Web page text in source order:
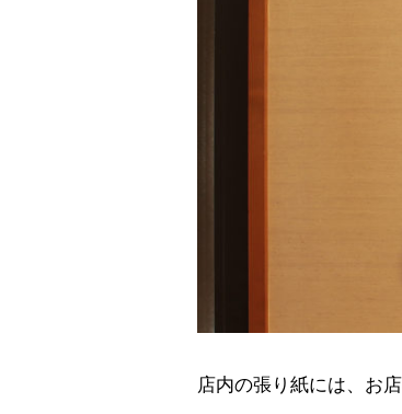
店内の張り紙には、お